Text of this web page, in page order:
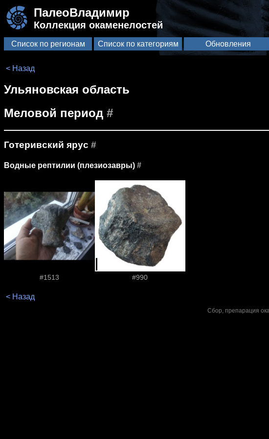
ПалеоВладимир
Коллекция окаменелостей
Список по регионам Список по категориям Обновления
< Назад
Ульяновская область
Меловой период #
Готеривский ярус #
Водные рептилии (плезиозавры) #
#1513 #990
< Назад
Сбор, препарация